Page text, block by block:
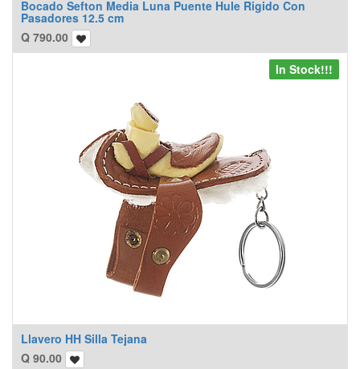
Bocado Sefton Media Luna Puente Hule Rigido Con
Pasadores 12.5 cm
Q 790.00
Llavero HH Silla Tejana
Q 90.00
In Stock!!!